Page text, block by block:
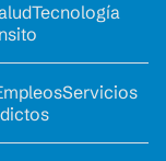
Tecnología
Servicios